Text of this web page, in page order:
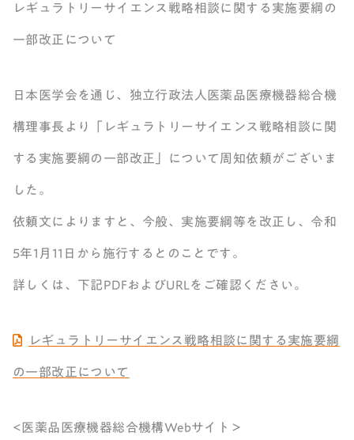
レギュラトリーサイエンス戦略相談に関する実施要綱の
一部改正について
日本医学会を通じ、独立行政法人医薬品医療機器総合機
構理事長より「レギュラトリーサイエンス戦略相談に関
する実施要綱の一部改正」について周知依頼がございま
した。
依頼文によりますと、今般、実施要綱等を改正し、令和
5年1月11日から施行するとのことです。
詳しくは、下記PDFおよびURLをご確認ください。
レギュラトリーサイエンス戦略相談に関する実施要綱
の一部改正について
<医薬品医療機器総合機構Webサイト＞